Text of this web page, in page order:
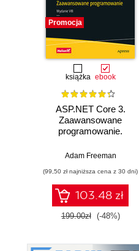
Promocja
książka ebook
ASP.NET Core 3.
Zaawansowane
programowanie.
Adam Freeman
(99,50 zł najniższa cena z 30 dni)
103.48 zł
199.00zł (-48%)